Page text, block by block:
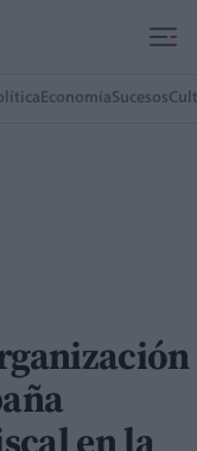
EconomíaSucesos